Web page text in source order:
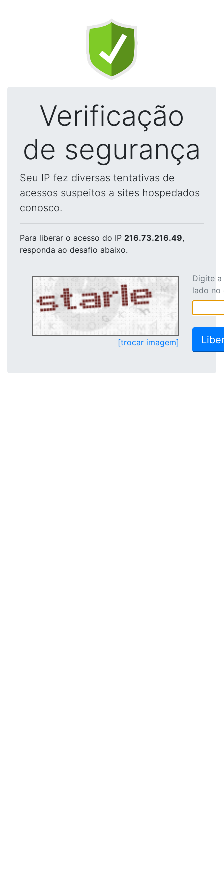
Verificação
de segurança
Seu IP fez diversas tentativas de
acessos suspeitos a sites hospedados
conosco.
Para liberar o acesso do IP 216.73.216.49,
responda ao desafio abaixo.
[trocar imagem]
Digite
lado no